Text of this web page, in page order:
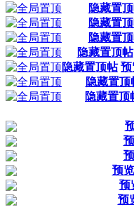
隐藏置
隐藏置
隐藏置
隐藏置顶帖
隐藏置顶帖 预
隐藏置顶
隐藏置顶
预览
预
预